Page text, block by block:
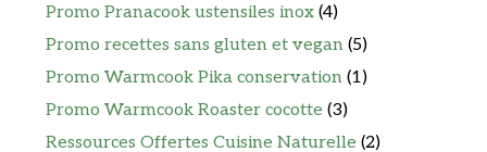
Promo Pranacook ustensiles inox (4)
Promo recettes sans gluten et vegan (5)
Promo Warmcook Pika conservation (1)
Promo Warmcook Roaster cocotte (3)
Ressources Offertes Cuisine Naturelle (2)